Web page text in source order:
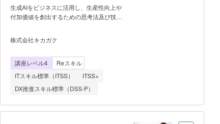
り、学びや勉強法、出た質問とその回答が
共有され、ペアプログラミングを通して生
涯の学びの友ができるでしょう。 ・
ト プログラミング初心者の気持ちに
トができるプロのメンターが、平日
19:00〜21:00まで、土日 13:00〜19:00ま
でオンライン教室に常駐する6か月間。デ
ィ
生成AIをビジネスに活用し、生産性向上や
付加価値を創出するための思考法及び技術
用できるかを学んだ後に、データサイエン
スの技術も網羅的に習得し、実践できるま
学習・ディープラーニングを学習し、途中
に演習を多く含める講座で
す。 【研修の到達目標】
生成 AI を使用しビジネス課題解決に対す
る Python を用いてデータ分析や機械
株式会社キカガク
講座レベル4
Reスキル
ITスキル標準（ITSS）
ITSS+
DX推進スキル標準（DSS-P）